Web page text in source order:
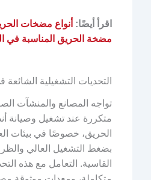
اقرأ أيضًا: أنواع مضخات
مضخة الحريق المناسبة في
التحديات التشغيلية
تواجه المصانع والمنشآت
متكررة عند تشغيل وصيانة
الحريق، خصوصًا في بيئات
بضغط التشغيل العالي
القاسية. التعامل مع هذه